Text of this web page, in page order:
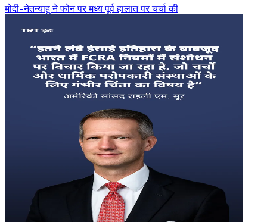
मोदी-नेतन्याहू ने फोन पर मध्य पूर्व हालात पर चर्चा की